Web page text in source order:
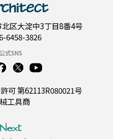
区大淀中3丁目8番4号
6458-3826
公式SNS
可 第62113R080021号
工具商